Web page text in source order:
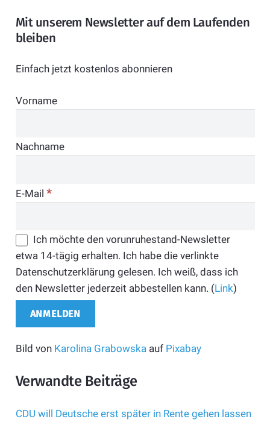
Mit unserem Newsletter auf dem Laufenden
bleiben
Einfach jetzt kostenlos abonnieren
Vorname
Nachname
E-Mail *
Ich möchte den vorunruhestand-Newsletter
etwa 14-tägig erhalten. Ich habe die verlinkte
Datenschutzerklärung gelesen. Ich weiß, dass ich
den Newsletter jederzeit abbestellen kann. (Link)
Bild von Karolina Grabowska auf Pixabay
Verwandte Beiträge
CDU will Deutsche erst später in Rente gehen lassen